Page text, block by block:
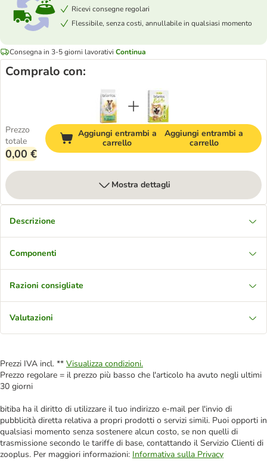
Ricevi consegne regolari
Flessibile, senza costi, annullabile in qualsiasi momento
Consegna in 3-5 giorni lavorativi Continua
Compralo con:
Prezzo
totale
0,00 €
Aggiungi entrambi a
carrello
Aggiungi entrambi a
carrello
Mostra dettagli
Descrizione
Componenti
Razioni consigliate
Valutazioni
Prezzi IVA incl. ** Visualizza condizioni.
Prezzo regolare = il prezzo più basso che l'articolo ha avuto negli ultimi
30 giorni
bitiba ha il diritto di utilizzare il tuo indirizzo e-mail per l'invio di
pubblicità diretta relativa a propri prodotti o servizi simili. Puoi opporti in
qualsiasi momento senza sostenere alcun costo, se non quelli di
trasmissione secondo le tariffe di base, contattando il Servizio Clienti di
zooplus. Per maggiori informazioni: Informativa sulla Privacy